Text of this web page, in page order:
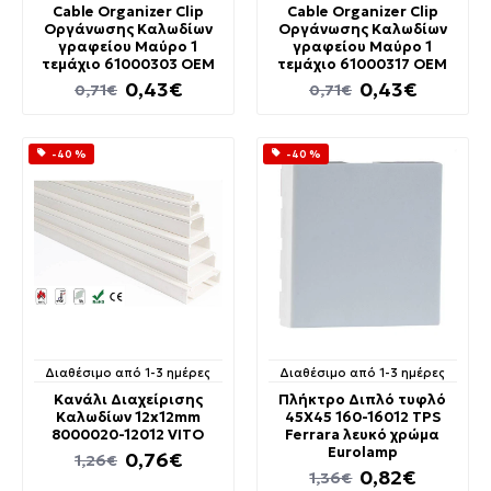
Cable Organizer Clip
Οργάνωσης Καλωδίων
γραφείου Μαύρο 1
τεμάχιo 61000303 OEM
0,43€
0,71€
Cable Organizer Clip
Οργάνωσης Καλωδίων
γραφείου Μαύρο 1
τεμάχιo 61000317 OEM
0,43€
0,71€
-40 %
Διαθέσιμο από 1-3 ημέρες
Κανάλι Διαχείρισης
Καλωδίων 12x12mm
8000020-12012 VITO
0,76€
1,26€
-40 %
Διαθέσιμο από 1-3 ημέρες
Πλήκτρο Διπλό τυφλό
45Χ45 160-16012 TPS
Ferrara λευκό χρώμα
Eurolamp
0,82€
1,36€